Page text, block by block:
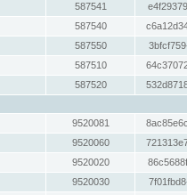
587541
587540
587550
587510
587520
9520081
9520060
9520020
9520030